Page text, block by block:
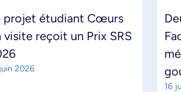
projet étudiant Cœurs
visite reçoit un Prix SRS
2026
16